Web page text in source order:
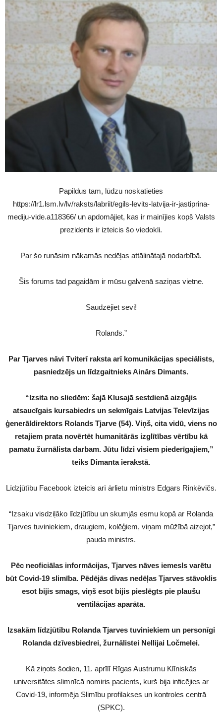
Papildus tam, lūdzu noskatieties
https://lr1.lsm.lv/lv/raksts/labriit/egils-levits-latvija-ir-jastiprina-
mediju-vide.a118366/ un apdomājiet, kas ir mainījies kopš Valsts
prezidents ir izteicis šo viedokli.
Par šo runāsim nākamās nedēļas attālinātajā nodarbībā.
Šis forums tad pagaidām ir mūsu galvenā saziņas vietne.
Saudzējiet sevi!
Rolands.”
Par Tjarves nāvi Tviterī raksta arī komunikācijas speciālists,
pasniedzējs un līdzgaitnieks Ainārs Dimants.
“Izsita no sliedēm: šajā Klusajā sestdienā aizgājis
atsaucīgais kursabiedrs un sekmīgais Latvijas Televīzijas
ģenerāldirektors Rolands Tjarve (54). Viņš, cita vidū, viens no
retajiem prata novērtēt humanitārās izglītības vērtību kā
pamatu žurnālista darbam. Jūtu līdzi visiem piederīgajiem,”
teiks Dimanta ierakstā.
Līdzjūtību Facebook izteicis arī ārlietu ministrs Edgars Rinkēvičs.
“Izsaku visdziļāko līdzjūtību un skumjās esmu kopā ar Rolanda
Tjarves tuviniekiem, draugiem, kolēģiem, viņam mūžībā aizejot,”
pauda ministrs.
Pēc neoficiālas informācijas, Tjarves nāves iemesls varētu
būt Covid-19 slimība. Pēdējās divas nedēļas Tjarves stāvoklis
esot bijis smags, viņš esot bijis pieslēgts pie plaušu
ventilācijas aparāta.
Izsakām līdzjūtību Rolanda Tjarves tuviniekiem un personīgi
Rolanda dzīvesbiedrei, žurnālistei Nellijai Ločmelei.
Kā ziņots šodien, 11. aprīlī Rīgas Austrumu Klīniskās
universitātes slimnīcā nomiris pacients, kurš bija inficējies ar
Covid-19, informēja Slimību profilakses un kontroles centrā
(SPKC).